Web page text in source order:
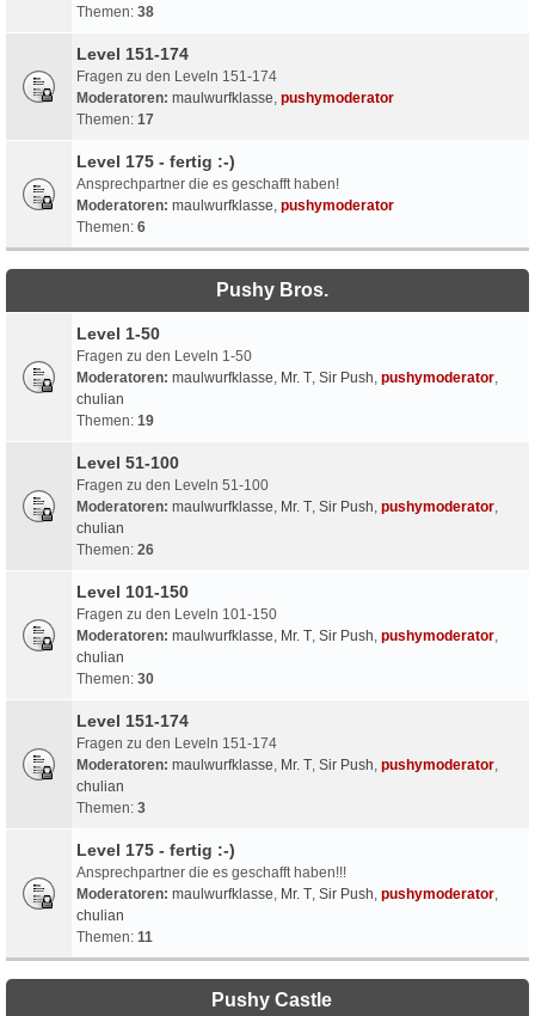
Themen: 38
Level 151-174
Fragen zu den Leveln 151-174
Moderatoren: maulwurfklasse, pushymoderator
Themen: 17
Level 175 - fertig :-)
Ansprechpartner die es geschafft haben!
Moderatoren: maulwurfklasse, pushymoderator
Themen: 6
Pushy Bros.
Level 1-50
Fragen zu den Leveln 1-50
Moderatoren: maulwurfklasse, Mr. T, Sir Push, pushymoderator,
chulian
Themen: 19
Level 51-100
Fragen zu den Leveln 51-100
Moderatoren: maulwurfklasse, Mr. T, Sir Push, pushymoderator,
chulian
Themen: 26
Level 101-150
Fragen zu den Leveln 101-150
Moderatoren: maulwurfklasse, Mr. T, Sir Push, pushymoderator,
chulian
Themen: 30
Level 151-174
Fragen zu den Leveln 151-174
Moderatoren: maulwurfklasse, Mr. T, Sir Push, pushymoderator,
chulian
Themen: 3
Level 175 - fertig :-)
Ansprechpartner die es geschafft haben!!!
Moderatoren: maulwurfklasse, Mr. T, Sir Push, pushymoderator,
chulian
Themen: 11
Pushy Castle